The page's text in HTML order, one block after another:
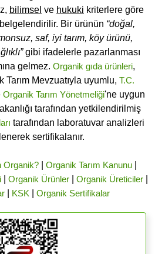
bilimsel ve hukuki kriterlere göre
Bir ürünün “doğal,
saf, iyi tarım, köy ürünü,
gibi ifadelerle pazarlanması
gelmez. Organik gıda ürünleri,
Mevzuatıyla uyumlu, T.C.
Organik Tarım Yönetmeliği'ne uygun
tarafından yetkilendirilmiş
tarafından laboratuvar analizleri
sertifikalanır.
Organik?| Organik Tarım Kanunu|
| Organik Ürünler| Organik Üreticiler|
| KSK Organik Sertifikalar